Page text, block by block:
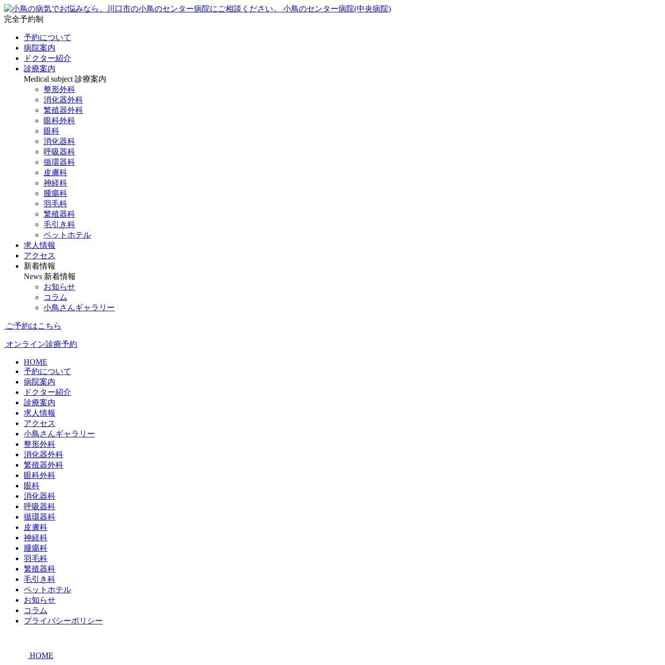
小鳥のセンター病院(中央病院)
完全予約制
予約について
病院案内
ドクター紹介
診療案内
Medical subject 診療案内
整形外科
消化器外科
繁殖器外科
眼科外科
眼科
消化器科
呼吸器科
循環器科
皮膚科
神経科
腫瘍科
羽毛科
繁殖器科
毛引き科
ペットホテル
求人情報
アクセス
新着情報
News 新着情報
お知らせ
コラム
小鳥さんギャラリー
ご予約はこちら
オンライン診療予約
HOME
予約について
病院案内
ドクター紹介
診療案内
求人情報
アクセス
小鳥さんギャラリー
整形外科
消化器外科
繁殖器外科
眼科外科
眼科
消化器科
呼吸器科
循環器科
皮膚科
神経科
腫瘍科
羽毛科
繁殖器科
毛引き科
ペットホテル
お知らせ
コラム
プライバシーポリシー
HOME